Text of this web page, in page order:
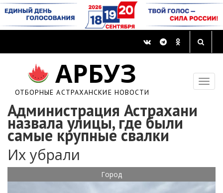
АРБУЗ
ОТБОРНЫЕ АСТРАХАНСКИЕ НОВОСТИ
Администрация Астрахани
назвала улицы, где были
самые крупные свалки
Их убрали
Город